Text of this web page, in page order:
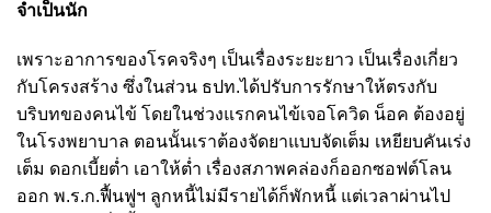
จำเป็นนัก
เพราะอาการของโรคจริงๆ เป็นเรื่องระยะยาว เป็นเรื่องเกี่ยว
กับโครงสร้าง ซึ่งในส่วน ธปท.ได้ปรับการรักษาให้ตรงกับ
บริบทของคนไข้ โดยในช่วงแรกคนไข้เจอโควิด น็อค ต้องอยู่
ในโรงพยาบาล ตอนนั้นเราต้องจัดยาแบบจัดเต็ม เหยียบคันเร่ง
เต็ม ดอกเบี้ยต่ำ เอาให้ต่ำ เรื่องสภาพคล่องก็ออกซอฟต์โลน
ออก พ.ร.ก.ฟื้นฟูฯ ลูกหนี้ไม่มีรายได้ก็พักหนี้ แต่เวลาผ่านไป